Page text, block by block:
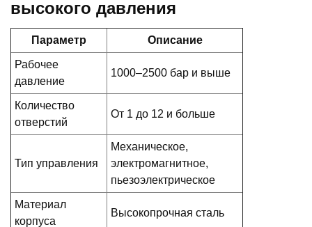
высокого давления
Параметр Описание
Рабочее
давление
1000–2500 бар и выше
Количество
отверстий
От 1 до 12 и больше
Тип управления
Механическое,
электромагнитное,
пьезоэлектрическое
Материал
корпуса
Высокопрочная сталь